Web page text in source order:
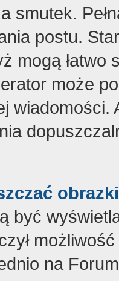
smutek.
postu.
mogą
może
być
na